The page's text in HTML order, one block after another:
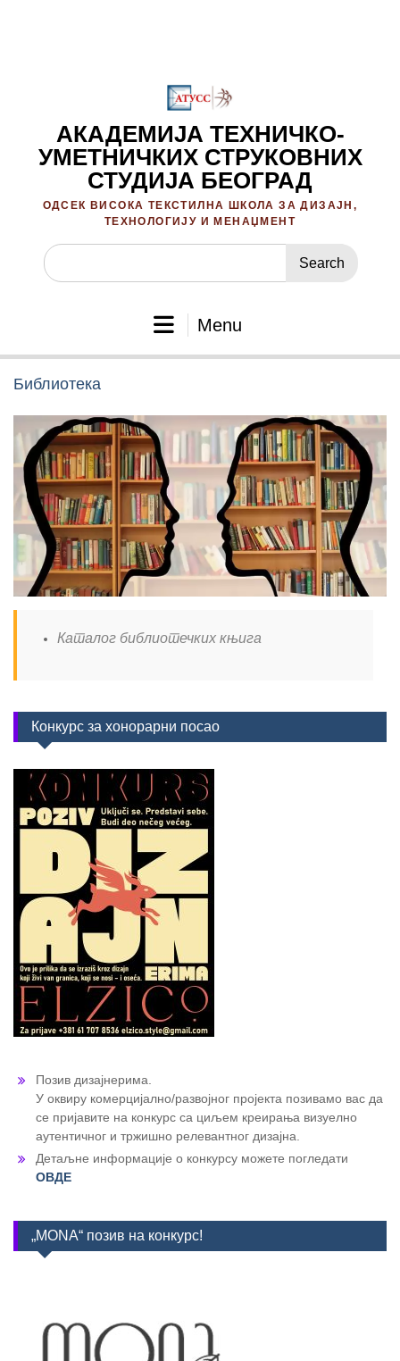
АКАДЕМИЈА ТЕХНИЧКО-
УМЕТНИЧКИХ СТРУКОВНИХ
СТУДИЈА БЕОГРАД
ОДСЕК ВИСОКА ТЕКСТИЛНА ШКОЛА ЗА ДИЗАЈН,
ТЕХНОЛОГИЈУ И МЕНАЏМЕНТ
Search
for:
Menu
Библиотека
Каталог библиотечких књига
Конкурс за хонорарни посао
Позив дизајнерима.
У оквиру комерцијално/развојног пројекта позивамо вас да
се пријавите на конкурс са циљем креирања визуелно
аутентичног и тржишно релевантног дизајна.
Детаљне информације о конкурсу можете погледати
ОВДЕ
„MONA“ позив на конкурс!